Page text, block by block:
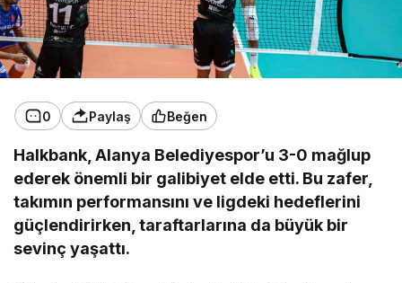
0 Paylaş Beğen
Halkbank, Alanya Belediyespor’u 3-0 mağlup
ederek önemli bir galibiyet elde etti. Bu zafer,
takımın performansını ve ligdeki hedeflerini
güçlendirirken, taraftarlarına da büyük bir
sevinç yaşattı.